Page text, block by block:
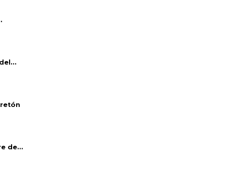
de...